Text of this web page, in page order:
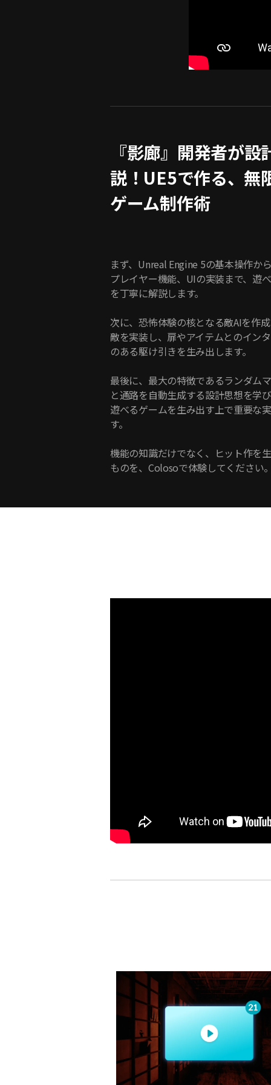
『影廊』開発者が
説！UE5で作る、無
ゲーム制作術
まず、Unreal Engine 5の基本操作か
プレイヤー機能、UIの実装まで、遊
を丁寧に解説します。
次に、恐怖体験の核となる敵AIを作
敵を実装し、扉やアイテムとのイン
のある駆け引きを生み出します。
最後に、最大の特徴であるランダム
と通路を自動生成する設計思想を学
遊べるゲームを生み出す上で重要な
す。
機能の知識だけでなく、ヒット作を
ものを、Colosoで体験してください